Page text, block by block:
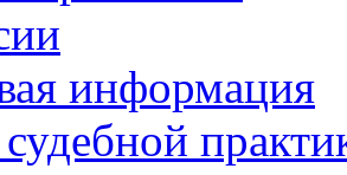
информация